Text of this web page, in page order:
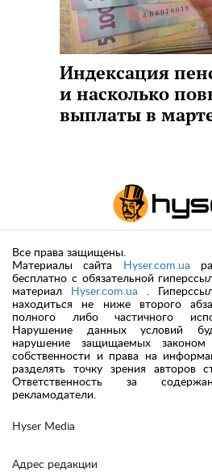
Индексация
и насколько
выплаты в
Hyser Media
Адрес редакции
Все права защищены.
Материалы сайта
Hyser.com.ua
бесплатно с обязательной
материал
Hyser.com.ua .
находиться не ниже второго
полного либо частичного
Нарушение данных условий
нарушение защищаемых законом
собственности и права на
разделять точку зрения авторов
Ответственность за
рекламодатели.